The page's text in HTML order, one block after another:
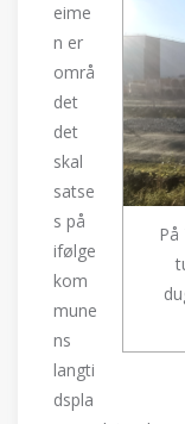
På
eime
n er
områ
det
det
skal
satse
s på
ifølge
kom
mune
ns
langti
dspla